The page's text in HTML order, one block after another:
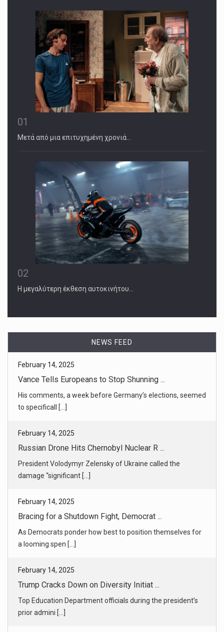
01
Μετά από μια επιτυχημένη χρονιά…
02
Η μεγαλύτερη έκθεση αυτοκινήτου…
NEWS FEED
February 14, 2025
Russian Drone Hits Chernobyl Nuclear R ...
President Volodymyr Zelensky of Ukraine called the
damage “significant [...]
February 14, 2025
Bracing for a Shutdown Fight, Democrat ...
As Democrats ponder how best to position themselves for
a looming spen [...]
February 14, 2025
Trump Cracks Down on Diversity Initiat ...
Top Education Department officials during the president’s
prior admini [...]
February 14, 2025
What Happens to Global Trade If ‘the W ...
President Trump, who disabled the World Trade
Organization during his [...]